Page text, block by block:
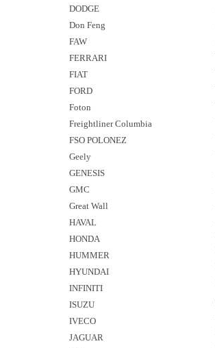
DODGE
Don Feng
FAW
FERRARI
FIAT
FORD
Foton
Freightliner Columbia
FSO POLONEZ
Geely
GENESIS
GMC
Great Wall
HAVAL
HONDA
HUMMER
HYUNDAI
INFINITI
ISUZU
IVECO
JAGUAR